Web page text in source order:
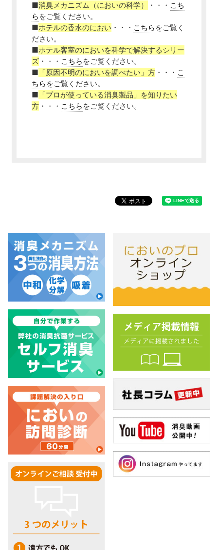
■消臭メカニズム（においの科学） ・・・ こち
ら をご覧ください。
■ホテルの香水のにおい ・・・ こちら をご覧く
ださい。
■ホテル客室のにおいを科学で解決するシリー
ズ ・・・ こちら をご覧ください。
■ 「原因不明のにおいを調べたい」方 ・・・ こ
ちら をご覧ください。
■ 「プロが使っている消臭製品」を知りたい
方 ・・・ こちら をご覧ください。